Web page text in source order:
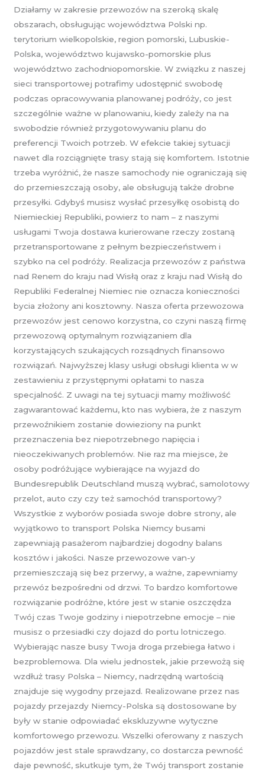
Działamy w zakresie przewozów na szeroką skalę
obszarach, obsługując województwa Polski np.
terytorium wielkopolskie, region pomorski, Lubuskie-
Polska, województwo kujawsko-pomorskie plus
województwo zachodniopomorskie. W związku z naszej
sieci transportowej potrafimy udostępnić swobodę
podczas opracowywania planowanej podróży, co jest
szczególnie ważne w planowaniu, kiedy zależy na na
swobodzie również przygotowywaniu planu do
preferencji Twoich potrzeb. W efekcie takiej sytuacji
nawet dla rozciągnięte trasy stają się komfortem. Istotnie
trzeba wyróżnić, że nasze samochody nie ograniczają się
do przemieszczają osoby, ale obsługują także drobne
przesyłki. Gdybyś musisz wysłać przesyłkę osobistą do
Niemieckiej Republiki, powierz to nam – z naszymi
usługami Twoja dostawa kurierowane rzeczy zostaną
przetransportowane z pełnym bezpieczeństwem i
szybko na cel podróży. Realizacja przewozów z państwa
nad Renem do kraju nad Wisłą oraz z kraju nad Wisłą do
Republiki Federalnej Niemiec nie oznacza konieczności
bycia złożony ani kosztowny. Nasza oferta przewozowa
przewozów jest cenowo korzystna, co czyni naszą firmę
przewozową optymalnym rozwiązaniem dla
korzystających szukających rozsądnych finansowo
rozwiązań. Najwyższej klasy usługi obsługi klienta w w
zestawieniu z przystępnymi opłatami to nasza
specjalność. Z uwagi na tej sytuacji mamy możliwość
zagwarantować każdemu, kto nas wybiera, że z naszym
przewoźnikiem zostanie dowieziony na punkt
przeznaczenia bez niepotrzebnego napięcia i
nieoczekiwanych problemów. Nie raz ma miejsce, że
osoby podróżujące wybierające na wyjazd do
Bundesrepublik Deutschland muszą wybrać, samolotowy
przelot, auto czy czy też samochód transportowy?
Wszystkie z wyborów posiada swoje dobre strony, ale
wyjątkowo to transport Polska Niemcy busami
zapewniają pasażerom najbardziej dogodny balans
kosztów i jakości. Nasze przewozowe van-y
przemieszczają się bez przerwy, a ważne, zapewniamy
przewóz bezpośredni od drzwi. To bardzo komfortowe
rozwiązanie podróżne, które jest w stanie oszczędza
Twój czas Twoje godziny i niepotrzebne emocje – nie
musisz o przesiadki czy dojazd do portu lotniczego.
Wybierając nasze busy Twoja droga przebiega łatwo i
bezproblemowa. Dla wielu jednostek, jakie przewożą się
wzdłuż trasy Polska – Niemcy, nadrzędną wartością
znajduje się wygodny przejazd. Realizowane przez nas
pojazdy przejazdy Niemcy-Polska są dostosowane by
były w stanie odpowiadać ekskluzywne wytyczne
komfortowego przewozu. Wszelki oferowany z naszych
pojazdów jest stale sprawdzany, co dostarcza pewność
daje pewność, skutkuje tym, że Twój transport zostanie